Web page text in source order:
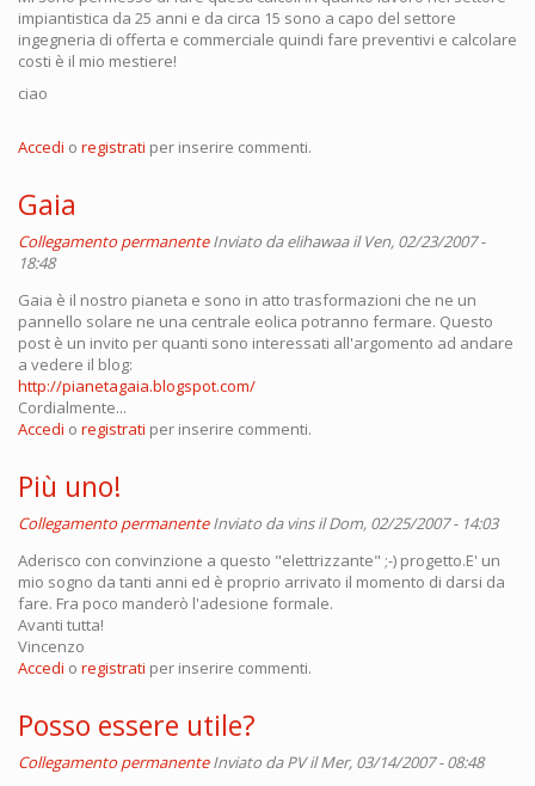
impiantistica da 25 anni e da circa 15 sono a capo del settore
ingegneria di offerta e commerciale quindi fare preventivi e calcolare
costi è il mio mestiere!
ciao
Accedi o registrati per inserire commenti.
Gaia
Collegamento permanente Inviato daelihawaail Ven, 02/23/2007 -
18:48
Gaia è il nostro pianeta e sono in atto trasformazioni che ne un
pannello solare ne una centrale eolica potranno fermare. Questo
post è un invito per quanti sono interessati all'argomento ad andare
a vedere il blog:
http://pianetagaia.blogspot.com/
Cordialmente...
Accedi o registrati per inserire commenti.
Più uno!
Collegamento permanente Inviato davinsil Dom, 02/25/2007 - 14:03
Aderisco con convinzione a questo "elettrizzante" ;-) progetto.E' un
mio sogno da tanti anni ed è proprio arrivato il momento di darsi da
fare. Fra poco manderò l'adesione formale.
Avanti tutta!
Vincenzo
Accedi o registrati per inserire commenti.
Posso essere utile?
Collegamento permanente Inviato daPVil Mer, 03/14/2007 - 08:48